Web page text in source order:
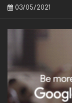
03/05/2021